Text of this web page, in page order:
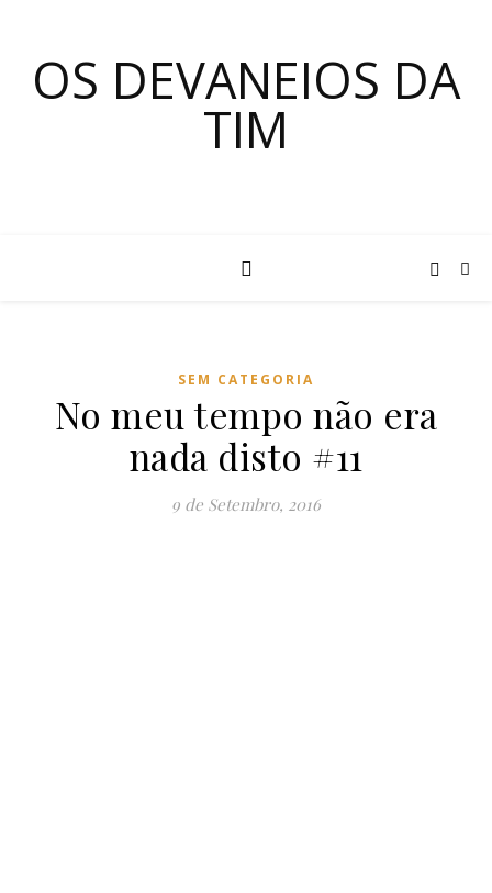
OS DEVANEIOS DA
TIM
SEM CATEGORIA
No meu tempo não era
nada disto #11
9 de Setembro, 2016